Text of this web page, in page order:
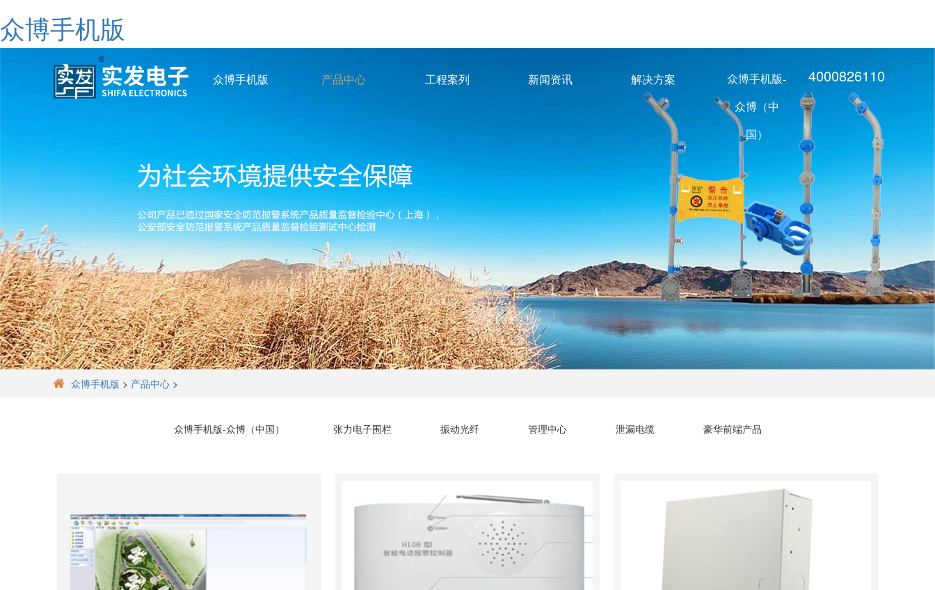
众博手机版
众博手机版 产品中心 工程案列 新闻资讯 解决方案 众博手机版-
众博（中
国）
4000826110
众博手机版 > 产品中心 >
众博手机版-众博（中国） 张力电子围栏 振动光纤 管理中心 泄漏电缆 豪华前端产品